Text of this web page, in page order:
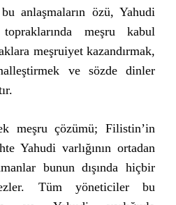
anlaşmaların özü, Yahudi
topraklarında meşru kabul
meşruiyet kazandırmak,
ve sözde dinler
meşru çözümü; Filistin’in
Yahudi varlığının ortadan
bunun dışında hiçbir
Tüm yöneticiler bu